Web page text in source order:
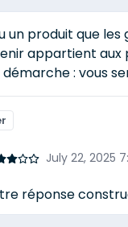
un produit que
appartient aux
: vous
July 22, 2025
réponse